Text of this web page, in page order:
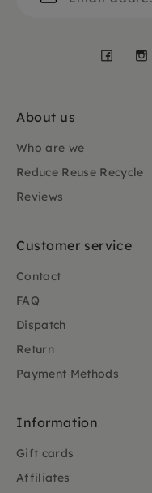
About us
Who are we
Reduce Reuse Recycle
Reviews
Customer service
Contact
FAQ
Dispatch
Return
Payment Methods
Information
Gift cards
Affiliates